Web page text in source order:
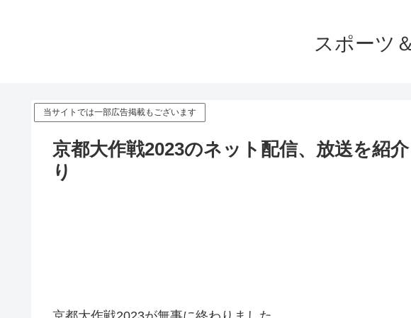
スポーツ
当サイトでは一部広告掲載もございます
京都大作戦2023のネット配信、放送を紹
り